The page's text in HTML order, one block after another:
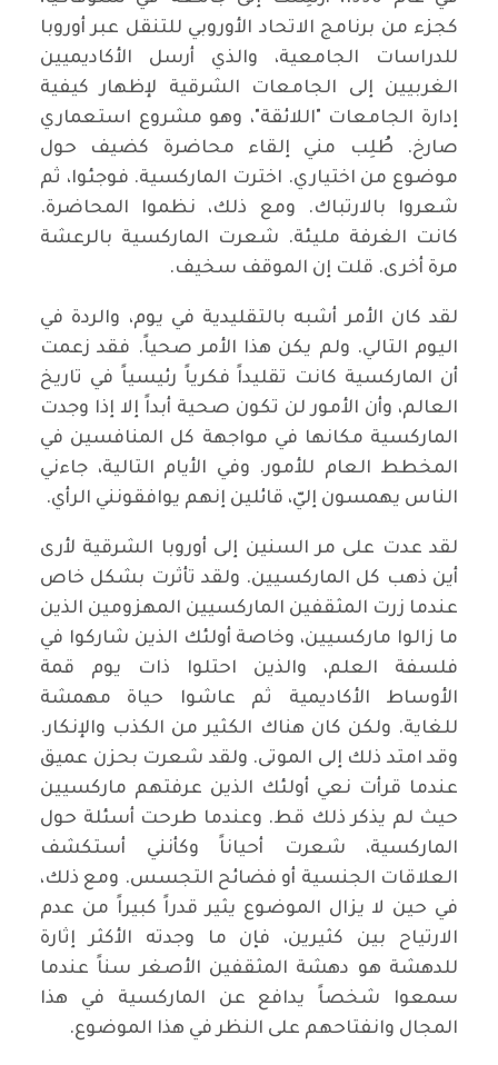
كجزء من برنامج الاتحاد الأوروبي للتنقل عبر أوروبا
للدراسات الجامعية، والذي أرسل الأكاديميين
الغربيين إلى الجامعات الشرقية لإظهار كيفية
إدارة الجامعات "اللائقة"، وهو مشروع استعماري
صارخ. طُلِب مني إلقاء محاضرة كضيف حول
موضوع من اختياري. اخترت الماركسية. فوجئوا، ثم
شعروا بالارتباك. ومع ذلك، نظموا المحاضرة.
كانت الغرفة مليئة. شعرت الماركسية بالرعشة
مرة أخرى. قلت إن الموقف سخيف.
لقد كان الأمر أشبه بالتقليدية في يوم، والردة في
اليوم التالي. ولم يكن هذا الأمر صحياً. فقد زعمت
أن الماركسية كانت تقليداً فكرياً رئيسياً في تاريخ
العالم، وأن الأمور لن تكون صحية أبداً إلا إذا وجدت
الماركسية مكانها في مواجهة كل المنافسين في
المخطط العام للأمور. وفي الأيام التالية، جاءني
الناس يهمسون إليّ، قائلين إنهم يوافقونني الرأي.
لقد عدت على مر السنين إلى أوروبا الشرقية لأرى
أين ذهب كل الماركسيين. ولقد تأثرت بشكل خاص
عندما زرت المثقفين الماركسيين المهزومين الذين
ما زالوا ماركسيين، وخاصة أولئك الذين شاركوا في
فلسفة العلم، والذين احتلوا ذات يوم قمة
الأوساط الأكاديمية ثم عاشوا حياة مهمشة
للغاية. ولكن كان هناك الكثير من الكذب والإنكار.
وقد امتد ذلك إلى الموتى. ولقد شعرت بحزن عميق
عندما قرأت نعي أولئك الذين عرفتهم ماركسيين
حيث لم يذكر ذلك قط. وعندما طرحت أسئلة حول
الماركسية، شعرت أحياناً وكأنني أستكشف
العلاقات الجنسية أو فضائح التجسس. ومع ذلك،
في حين لا يزال الموضوع يثير قدراً كبيراً من عدم
الارتياح بين كثيرين، فإن ما وجدته الأكثر إثارة
للدهشة هو دهشة المثقفين الأصغر سناً عندما
سمعوا شخصاً يدافع عن الماركسية في هذا
المجال وانفتاحهم على النظر في هذا الموضوع.